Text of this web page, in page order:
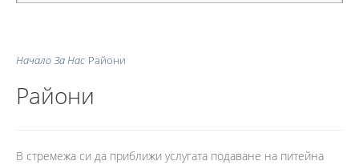
Начало За Нас Райони
Райони
В стремежа си да приближи услугата подаване на питейна